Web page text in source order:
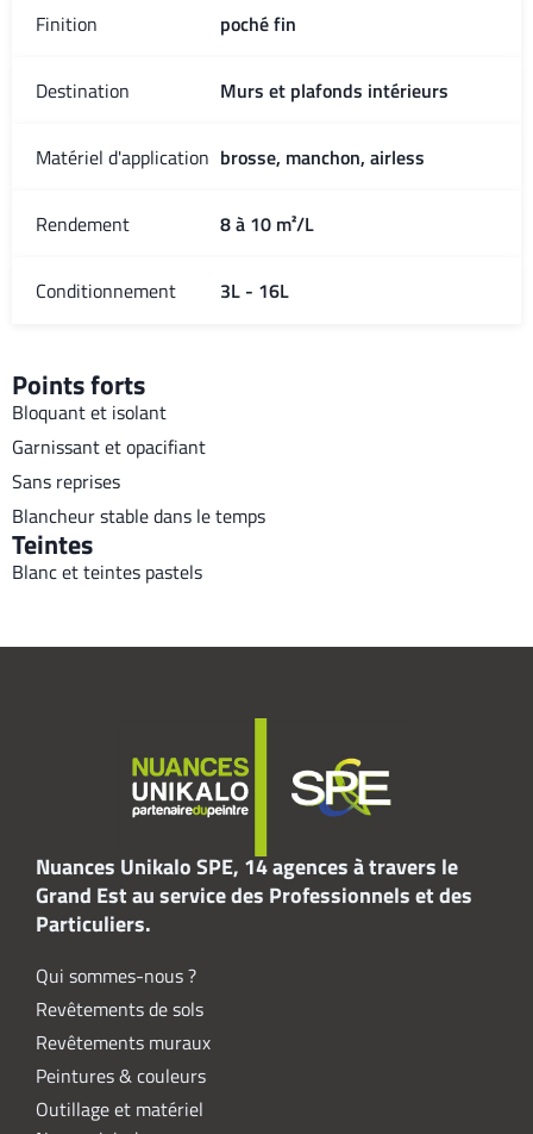
Finition poché fin
Destination Murs et plafonds intérieurs
Matériel d'application brosse, manchon, airless
Rendement 8 à 10 m²/L
Conditionnement 3L - 16L
Points forts
Bloquant et isolant
Garnissant et opacifiant
Sans reprises
Blancheur stable dans le temps
Teintes
Blanc et teintes pastels
Nuances Unikalo SPE, 14 agences à travers le
Grand Est au service des Professionnels et des
Particuliers.
Qui sommes-nous ?
Revêtements de sols
Revêtements muraux
Peintures & couleurs
Outillage et matériel